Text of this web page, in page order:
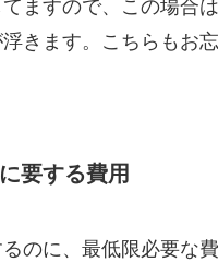
ますので、この場合は
浮きます。こちらもお
要する費用
のに、最低限必要な費